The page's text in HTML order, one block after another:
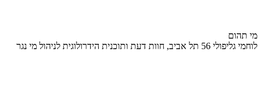
מי תהום
לוחמי גליפולי 56 תל אביב, חוות דעת ותוכנית הידרולוגית לניהול מי נגר